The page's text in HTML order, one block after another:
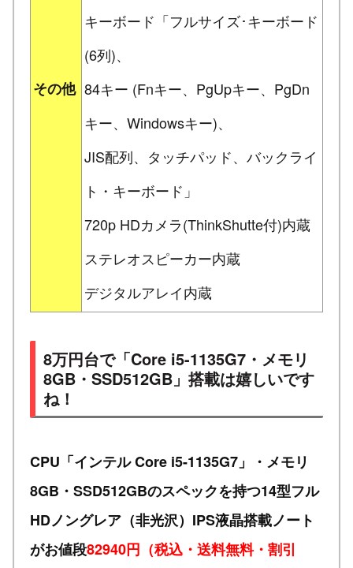
その他
キーボード「フルサイズ･キーボード
(6列)、
84キー (Fnキー、PgUpキー、PgDn
キー、Windowsキー)、
JIS配列、タッチパッド、バックライ
ト・キーボード」
720p HDカメラ(ThinkShutte付)内蔵
ステレオスピーカー内蔵
デジタルアレイ内蔵
8万円台で「Core i5-1135G7・メモリ
8GB・SSD512GB」搭載は嬉しいです
ね！
CPU「インテル Core i5-1135G7」・メモリ
8GB・SSD512GBのスペックを持つ14型フル
HDノングレア（非光沢）IPS液晶搭載ノート
がお値段82940円（税込・送料無料・割引